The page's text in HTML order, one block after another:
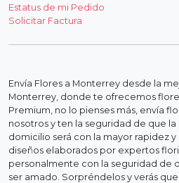
Estatus de mi Pedido
Solicitar Factura
Envía Flores a Monterrey desde la
Monterrey, donde te ofrecemos
Premium, no lo pienses más, envía
nosotros y ten la seguridad de que
domicilio será con la mayor rapidez
diseños elaborados por expertos
personalmente con la seguridad de
ser amado. Sorpréndelos y verás